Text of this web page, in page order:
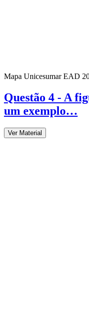
Mapa Unicesumar EAD
Questão 4 - A
um exemplo…
Ver Material